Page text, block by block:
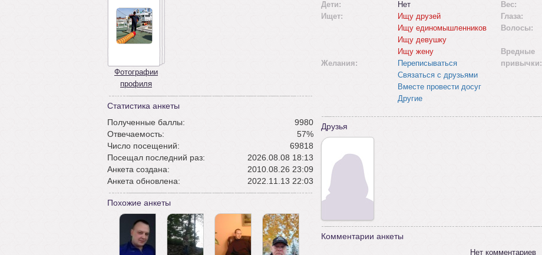
Фотографии
профиля
Статистика анкеты
Полученные баллы:
9980
Отвечаемость:
57%
Число посещений:
69818
Посещал последний раз:
2026.08.08 18:13
Анкета создана:
2010.08.26 23:09
Анкета обновлена:
2022.11.13 22:03
Похожие анкеты
Дети:
Нет
Ищет:
Ищу друзей
Ищу единомышленников
Ищу девушку
Ищу жену
Желания:
Переписываться
Связаться с друзьями
Вместе провести досуг
Другие
Вес:
Глаза:
Волосы:
Вредные
привычки:
Друзья
Комментарии анкеты
Нет комментариев